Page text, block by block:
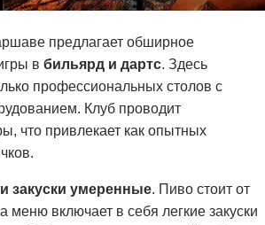
предлагает обширное
в бильярд и дартс. Здесь
профессиональных столов с
Клуб проводит
что привлекает как опытных
закуски умеренные. Пиво стоит от
меню включает в себя легкие закуски